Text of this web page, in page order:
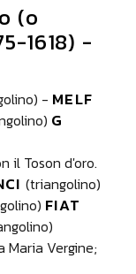
(o
1618) -
- MELF
G
il Toson d'oro.
(triangolino)
FIAT
Maria Vergine;